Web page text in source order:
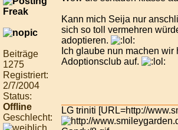
Beiträge
1275
Registriert:
2/7/2004
Status:
Offline
Geschlecht:
Kann mich Seija nur
sich so toll vermehren
adoptieren.
Ich glaube nun machen wir
Adoptionsclub auf.
LG triniti [URL=http://